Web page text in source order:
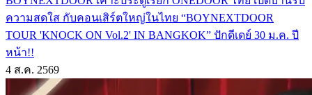
ความสดใส กับคอนเสิร์ตใหญ่ในไทย “BOYNEXTDOOR
TOUR 'KNOCK ON Vol.2' IN BANGKOK” ปักดีเดย์ 30 ม.ค. ปี
หน้า!!
4 ส.ค. 2569